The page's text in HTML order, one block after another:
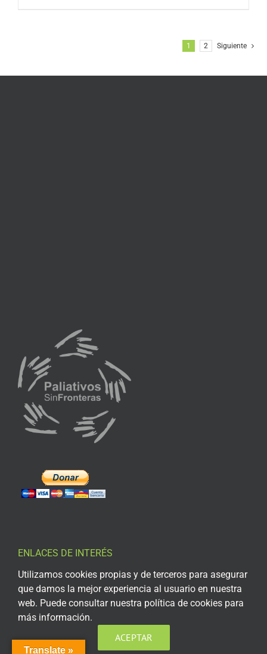
1 2 Siguiente
ENLACES DE INTERÉS
Política de privacidad
Política de privacidad Redes Sociales
Política de cookies
Translate »
Utilizamos cookies propias y de terceros para asegurar
que damos la mejor experiencia al usuario en nuestra
web. Puede consultar nuestra política de cookies para
más información.
ACEPTAR